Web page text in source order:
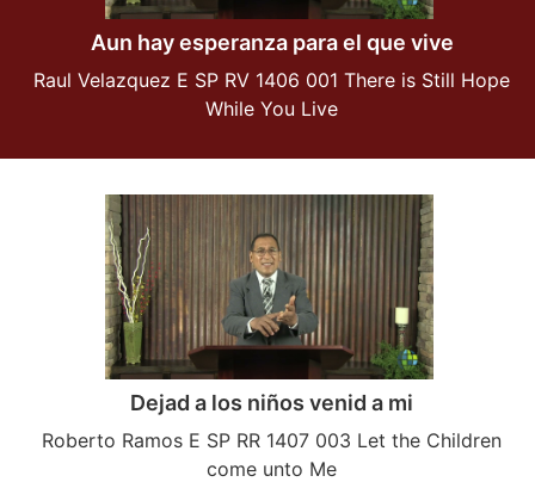
Aun hay esperanza para el que vive
Raul Velazquez E SP RV 1406 001 There is Still Hope
While You Live
Dejad a los niños venid a mi
Roberto Ramos E SP RR 1407 003 Let the Children
come unto Me